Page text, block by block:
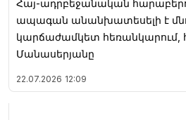
Հայ-ադրբեջանական
ապագան անանխատեսելի է
կարճաժամկետ հեռանկարում,
Մանասերյանը
22.07.2026 12:09